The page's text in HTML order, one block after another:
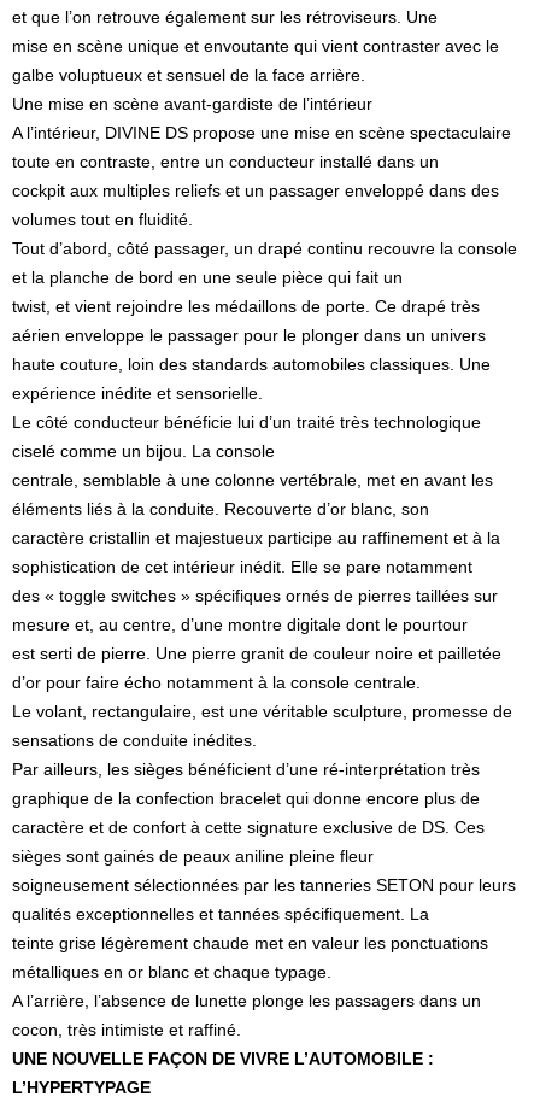
et que l’on retrouve également sur les rétroviseurs. Une
mise en scène unique et envoutante qui vient contraster avec le
galbe voluptueux et sensuel de la face arrière.
Une mise en scène avant-gardiste de l’intérieur
A l’intérieur, DIVINE DS propose une mise en scène spectaculaire
toute en contraste, entre un conducteur installé dans un
cockpit aux multiples reliefs et un passager enveloppé dans des
volumes tout en fluidité.
Tout d’abord, côté passager, un drapé continu recouvre la console
et la planche de bord en une seule pièce qui fait un
twist, et vient rejoindre les médaillons de porte. Ce drapé très
aérien enveloppe le passager pour le plonger dans un univers
haute couture, loin des standards automobiles classiques. Une
expérience inédite et sensorielle.
Le côté conducteur bénéficie lui d’un traité très technologique
ciselé comme un bijou. La console
centrale, semblable à une colonne vertébrale, met en avant les
éléments liés à la conduite. Recouverte d’or blanc, son
caractère cristallin et majestueux participe au raffinement et à la
sophistication de cet intérieur inédit. Elle se pare notamment
des « toggle switches » spécifiques ornés de pierres taillées sur
mesure et, au centre, d’une montre digitale dont le pourtour
est serti de pierre. Une pierre granit de couleur noire et pailletée
d’or pour faire écho notamment à la console centrale.
Le volant, rectangulaire, est une véritable sculpture, promesse de
sensations de conduite inédites.
Par ailleurs, les sièges bénéficient d’une ré-interprétation très
graphique de la confection bracelet qui donne encore plus de
caractère et de confort à cette signature exclusive de DS. Ces
sièges sont gainés de peaux aniline pleine fleur
soigneusement sélectionnées par les tanneries SETON pour leurs
qualités exceptionnelles et tannées spécifiquement. La
teinte grise légèrement chaude met en valeur les ponctuations
métalliques en or blanc et chaque typage.
A l’arrière, l’absence de lunette plonge les passagers dans un
cocon, très intimiste et raffiné.
UNE NOUVELLE FAÇON DE VIVRE L’AUTOMOBILE :
L’HYPERTYPAGE